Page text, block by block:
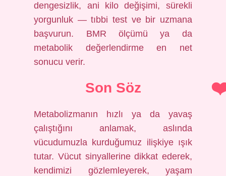
dengesizlik, ani kilo değişimi, sürekli
yorgunluk — tıbbi test ve bir uzmana
başvurun. BMR ölçümü ya da
metabolik değerlendirme en net
sonucu verir.
Son Söz
Metabolizmanın hızlı ya da yavaş
çalıştığını anlamak, aslında
vücudumuzla kurduğumuz ilişkiye ışık
tutar. Vücut sinyallerine dikkat ederek,
kendimizi gözlemleyerek, yaşam